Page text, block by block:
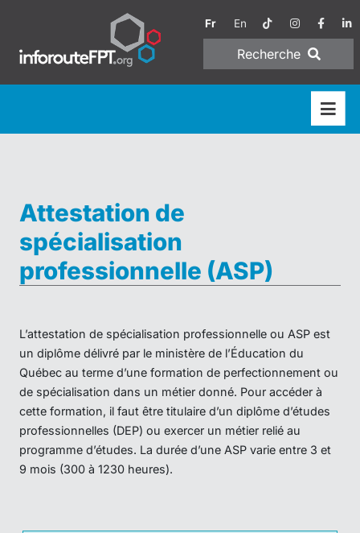
Fr En
Recherche
Attestation de
spécialisation
professionnelle (ASP)
L’attestation de spécialisation professionnelle ou ASP est
un diplôme délivré par le ministère de l’Éducation du
Québec au terme d’une formation de perfectionnement ou
de spécialisation dans un métier donné. Pour accéder à
cette formation, il faut être titulaire d’un diplôme d’études
professionnelles (DEP) ou exercer un métier relié au
programme d’études. La durée d’une ASP varie entre 3 et
9 mois (300 à 1230 heures).